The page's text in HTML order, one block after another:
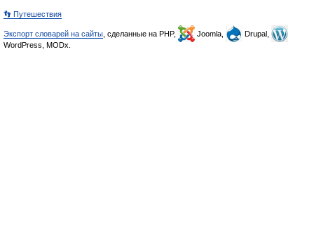
👣 Путешествия
Экспорт словарей на сайты , сделанные на PHP, Joomla,
Drupal,
WordPress, MODx.